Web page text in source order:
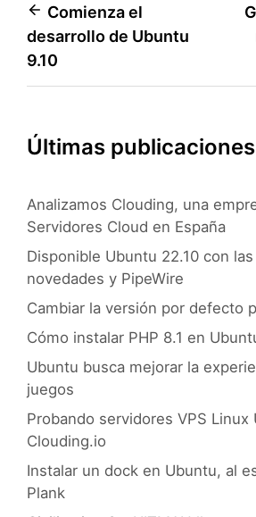
Navegación
de
Comienza el
desarrollo de Ubuntu
9.10
Últimas publicaciones
Analizamos Clouding, una
Servidores Cloud en España
Disponible Ubuntu 22.10 con
novedades y PipeWire
Cambiar la versión por defecto
Cómo instalar PHP 8.1 en
Ubuntu busca mejorar la
juegos
Probando servidores VPS Linux
Clouding.io
Instalar un dock en Ubuntu, al
Plank